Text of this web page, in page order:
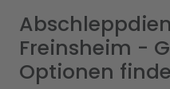
Freinsheim -
Optionen